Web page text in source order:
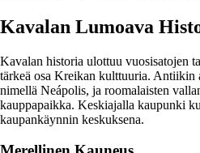
Kavalan Lumoava
Kavalan historia ulottuu vuosisatojen
tärkeä osa Kreikan kulttuuria. Antiikin
nimellä Neápolis, ja roomalaisten
kauppapaikka. Keskiajalla kaupunki
kaupankäynnin keskuksena.